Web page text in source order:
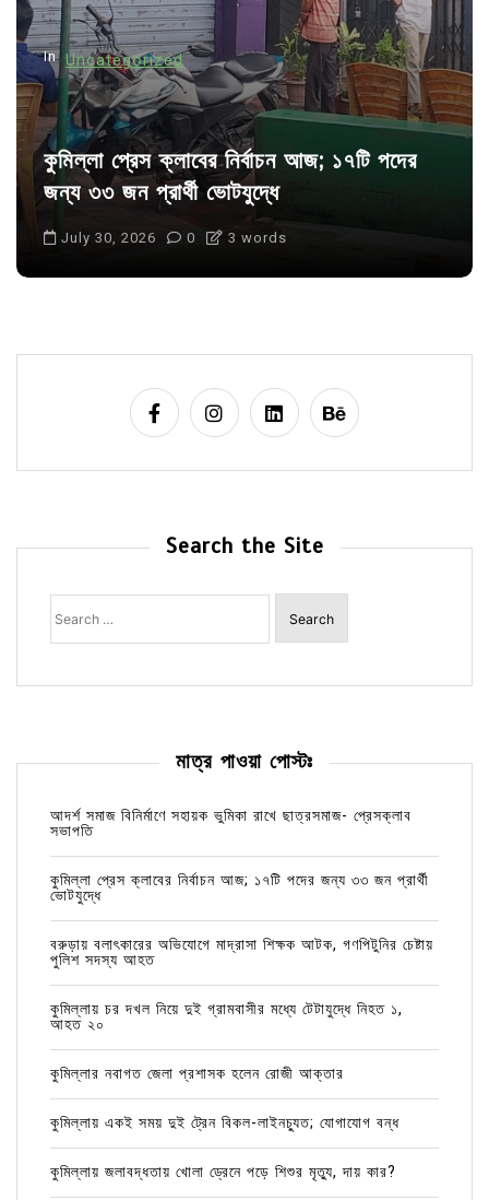
n
In Uncategorized
কুমিল্লা প্রেস ক্লাবের নির্বাচন আজ; ১৭টি পদের
জন্য ৩৩ জন প্রার্থী ভোটযুদ্ধে
July 30, 2026 0 3 words
Search the Site
Search
for:
মাত্র পাওয়া পোস্টঃ
আদর্শ সমাজ বিনির্মাণে সহায়ক ভুমিকা রাখে ছাত্রসমাজ- প্রেসক্লাব
সভাপতি
কুমিল্লা প্রেস ক্লাবের নির্বাচন আজ; ১৭টি পদের জন্য ৩৩ জন প্রার্থী
ভোটযুদ্ধে
বরুড়ায় বলাৎকারের অভিযোগে মাদ্রাসা শিক্ষক আটক, গণপিটুনির চেষ্টায়
পুলিশ সদস্য আহত
কুমিল্লায় চর দখল নিয়ে দুই গ্রামবাসীর মধ্যে টেটাযুদ্ধে নিহত ১,
আহত ২০
কুমিল্লার নবাগত জেলা প্রশাসক হলেন রোজী আক্তার
কুমিল্লায় একই সময় দুই ট্রেন বিকল-লাইনচ্যুত; যোগাযোগ বন্ধ
কুমিল্লায় জলাবদ্ধতায় খোলা ড্রেনে পড়ে শিশুর মৃত্যু, দায় কার?